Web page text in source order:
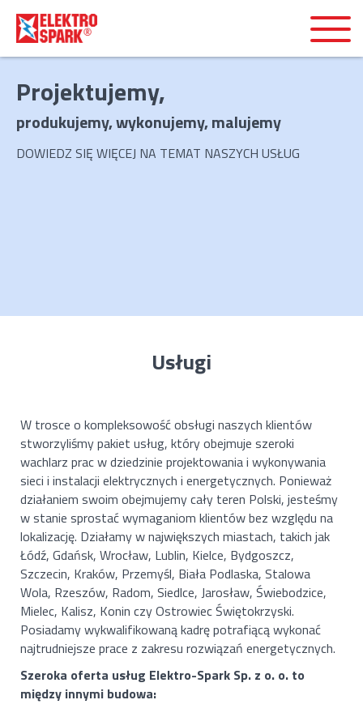
Projektujemy,
produkujemy, wykonujemy, malujemy
DOWIEDZ SIĘ WIĘCEJ NA TEMAT NASZYCH USŁUG
Usługi
W trosce o kompleksowość obsługi naszych klientów
stworzyliśmy pakiet usług, który obejmuje szeroki
wachlarz prac w dziedzinie projektowania i wykonywania
sieci i instalacji elektrycznych i energetycznych. Ponieważ
działaniem swoim obejmujemy cały teren Polski, jesteśmy
w stanie sprostać wymaganiom klientów bez względu na
lokalizację. Działamy w największych miastach, takich jak
Łódź, Gdańsk, Wrocław, Lublin, Kielce, Bydgoszcz,
Szczecin, Kraków, Przemyśl, Biała Podlaska, Stalowa
Wola, Rzeszów, Radom, Siedlce, Jarosław, Świebodzice,
Mielec, Kalisz, Konin czy Ostrowiec Świętokrzyski.
Posiadamy wykwalifikowaną kadrę potrafiącą wykonać
najtrudniejsze prace z zakresu rozwiązań energetycznych.
Szeroka oferta usług Elektro-Spark Sp. z o. o. to
między innymi budowa: